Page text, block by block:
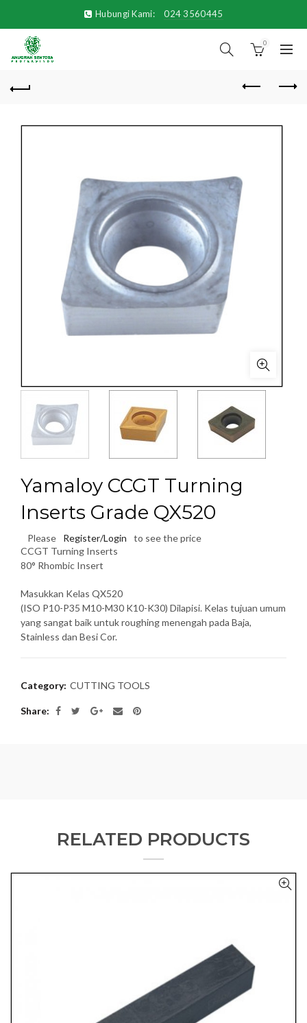
Hubungi Kami: 024 3560445
0
Yamaloy CCGT Turning
Inserts Grade QX520
Please Register/Login
to see the price
CCGT Turning Inserts
80° Rhombic Insert
Masukkan Kelas QX520
(ISO P10-P35 M10-M30 K10-K30) Dilapisi. Kelas tujuan umum
yang sangat baik untuk roughing menengah pada Baja,
Stainless dan Besi Cor.
Category: CUTTING TOOLS
Share
RELATED PRODUCTS